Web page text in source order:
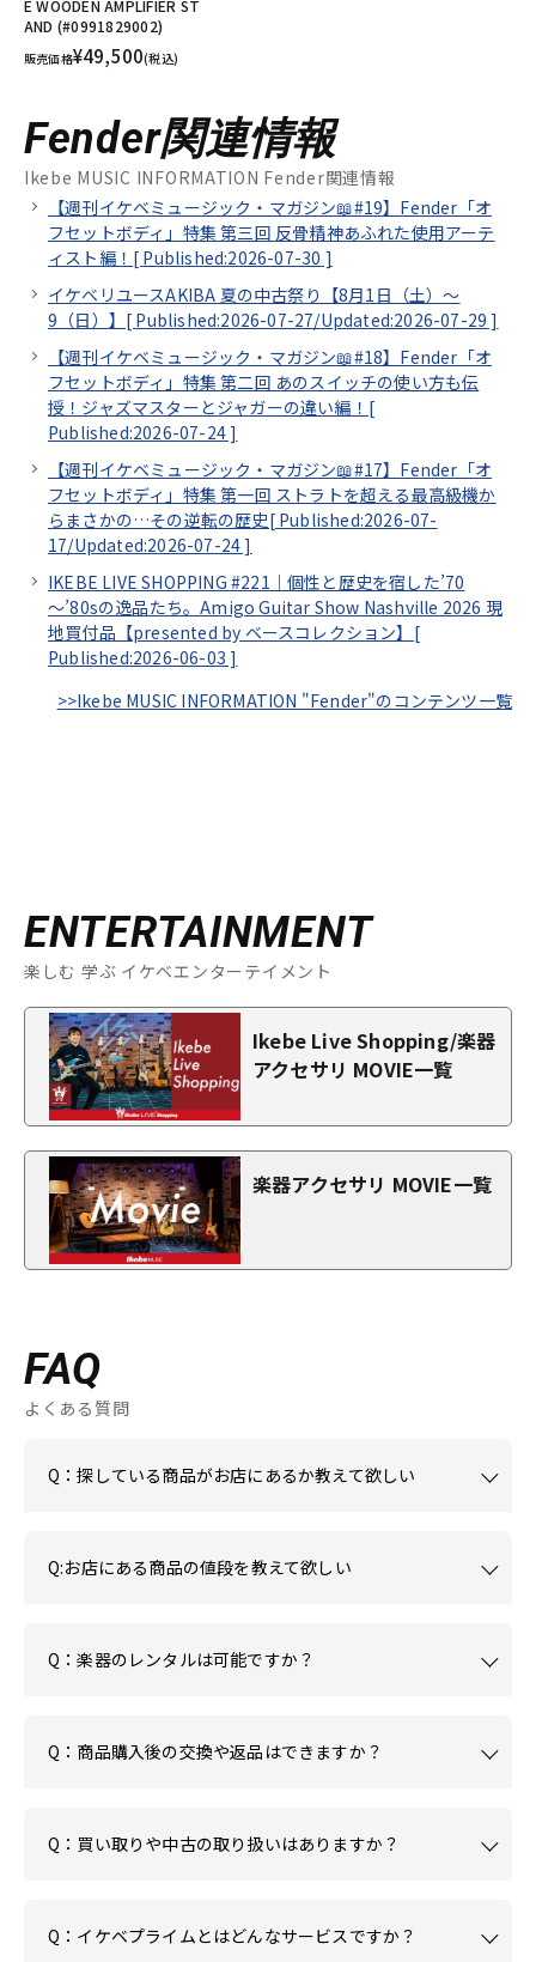
E WOODEN AMPLIFIER ST
AND (#0991829002)
販売価格¥49,500(税込)
Fender関連情報
Ikebe MUSIC INFORMATION Fender関連情報
【週刊イケベミュージック・マガジン📖#19】Fender「オ
フセットボディ」特集 第三回 反骨精神あふれた使用アーテ
ィスト編！[ Published:2026-07-30 ]
イケベリユースAKIBA 夏の中古祭り【8月1日（土）～
9（日）】[ Published:2026-07-27/Updated:2026-07-29 ]
【週刊イケベミュージック・マガジン📖#18】Fender「オ
フセットボディ」特集 第二回 あのスイッチの使い方も伝
授！ジャズマスターとジャガーの違い編！[
Published:2026-07-24 ]
【週刊イケベミュージック・マガジン📖#17】Fender「オ
フセットボディ」特集 第一回 ストラトを超える最高級機か
らまさかの…その逆転の歴史[ Published:2026-07-
17/Updated:2026-07-24 ]
IKEBE LIVE SHOPPING #221｜個性と歴史を宿した’70
～’80sの逸品たち。Amigo Guitar Show Nashville 2026 現
地買付品【presented by ベースコレクション】[
Published:2026-06-03 ]
>>Ikebe MUSIC INFORMATION "Fender"のコンテンツ一覧
ENTERTAINMENT
楽しむ 学ぶ イケベエンターテイメント
Ikebe Live Shopping/楽器
アクセサリ MOVIE一覧
楽器アクセサリ MOVIE一覧
FAQ
よくある質問
Q：探している商品がお店にあるか教えて欲しい
Q:お店にある商品の値段を教えて欲しい
Q：楽器のレンタルは可能ですか？
Q：商品購入後の交換や返品はできますか？
Q：買い取りや中古の取り扱いはありますか？
Q：イケベプライムとはどんなサービスですか？